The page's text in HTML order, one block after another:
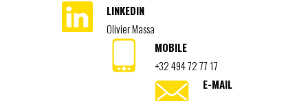
LINKEDIN
Olivier Massa
MOBILE
+32 494 72 77 17
E-MAIL